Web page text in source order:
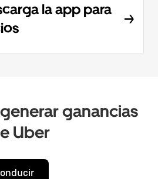
la app para
ganancias
Uber